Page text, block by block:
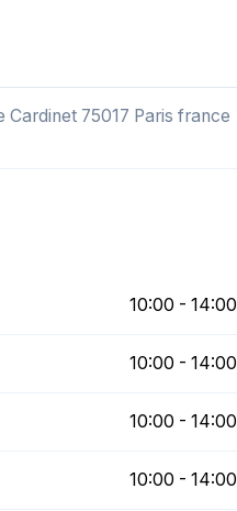
Cardinet 75017 Paris france
10:00 - 14:00
10:00 - 14:00
10:00 - 14:00
10:00 - 14:00